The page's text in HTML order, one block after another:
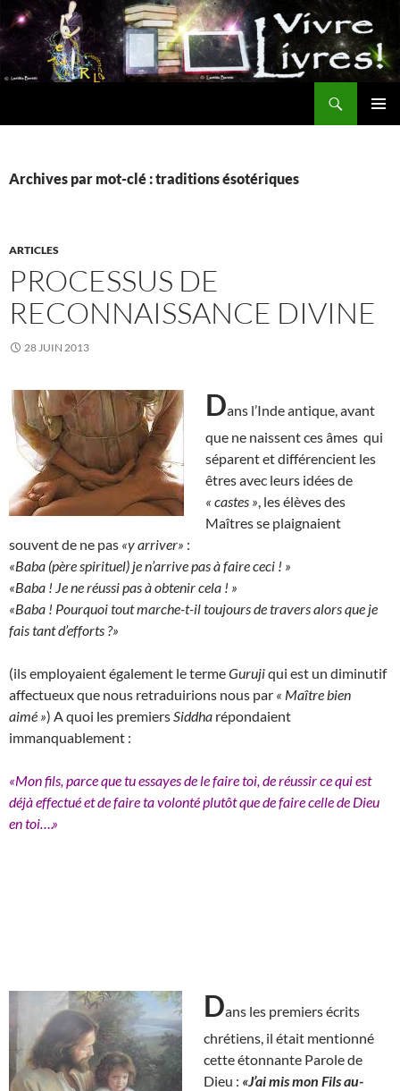
Aller
au
contenu
Archives par mot-clé : traditions ésotériques
ARTICLES
PROCESSUS DE
RECONNAISSANCE DIVINE
28 JUIN 2013
Dans l’Inde antique, avant
que ne naissent ces âmes qui
séparent et différencient les
êtres avec leurs idées de
« castes » , les élèves des
Maîtres se plaignaient
souvent de ne pas «y arriver» :
«Baba (père spirituel) je n’arrive pas à faire ceci ! »
«Baba ! Je ne réussi pas à obtenir cela ! »
«Baba ! Pourquoi tout marche-t-il toujours de travers alors que je
fais tant d’efforts ?»
(ils employaient également le termeGurujiqui est un diminutif
affectueux que nous retraduirions nous par « Maître bien
aimé ») A quoi les premiers Siddha répondaient
immanquablement :
«Mon fils, parce que tu essayes de le faire toi, de réussir ce qui est
déjà effectué et de faire ta volonté plutôt que de faire celle de Dieu
en toi….»
Dans les premiers écrits
chrétiens, il était mentionné
cette étonnante Parole de
Dieu : «J’ai mis mon Fils au-